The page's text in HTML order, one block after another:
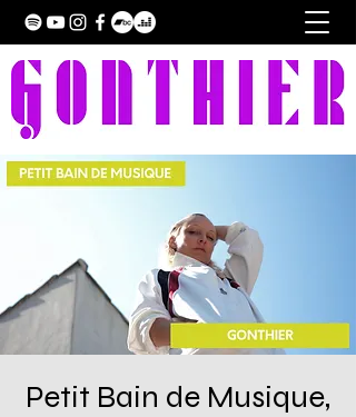
Petit Bain de Musique,